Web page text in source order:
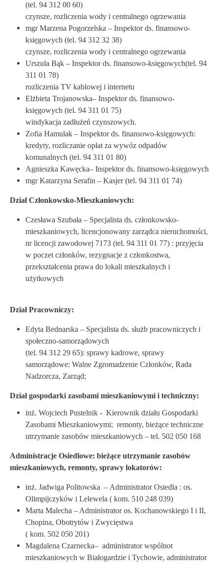
(tel. 94 312 00 60)
czynsze, rozliczenia wody i centralnego ogrzewania
mgr Marzena Pogorzelska – Inspektor ds. finansowo-
księgowych (tel. 94 312 32 38)
czynsze, rozliczenia wody i centralnego ogrzewania
Urszula Bąk – Inspektor ds. finansowo-księgowych(tel. 94
311 01 78)
rozliczenia TV kablowej i internetu
Elżbieta Trojanowska– Inspektor ds. finansowo-
księgowych (tel. 94 311 01 75)
windykacja zadłużeń czynszowych.
Zofia Hamulak – Inspektor ds. finansowo-księgowych:
kredyty, rozliczanie opłat za wywóz odpadów
komunalnych (tel. 94 311 01 80)
Agnieszka Kawęcka– Inspektor ds. finansowo-księgowych
mgr Katarzyna Serafin – Kasjer (tel. 94 311 01 74)
Dział Członkowsko-Mieszkaniowych:
Czesława Szubała – Specjalista ds. członkowsko-
mieszkaniowych, licencjonowany zarządca nieruchomości,
nr licencji zawodowej 7173 (tel. 94 311 01 77) : przyjęcia
w poczet członków, rezygnacje z członkostwa,
przekształcenia prawa do lokali mieszkalnych i
użytkowych
Dział Pracowniczy:
Edyta Bednarska – Specjalista ds. służb pracowniczych i
społeczno-samorządowych
(tel. 94 312 29 65): sprawy kadrowe, sprawy
samorządowe: Walne Zgromadzenie Członków, Rada
Nadzorcza, Zarząd;
Dział gospodarki zasobami mieszkaniowymi i techniczny:
inż. Wojciech Pustelnik - Kierownik działu Gospodarki
Zasobami Mieszkaniowymi; remonty, bieżące techniczne
utrzymanie zasobów mieszkaniowych – tel. 502 050 168
Administracje Osiedlowe: bieżące utrzymanie zasobów
mieszkaniowych, remonty, sprawy lokatorów:
inż. Jadwiga Politowska – Administrator Osiedla : os.
Olimpijczyków i Lelewela ( kom. 510 248 039)
Marta Malecha – Administrator os. Kochanowskiego I i II,
Chopina, Obotrytów i Zwycięstwa
( kom. 502 050 201)
Magdalena Czarnecka– administrator wspólnot
mieszkaniowych w Białogardzie i Tychowie, administrator